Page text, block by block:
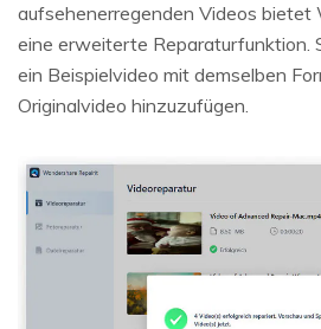
aufsehenerregenden Videos bietet
eine erweiterte Reparaturfunktion.
ein Beispielvideo mit demselben
Originalvideo hinzuzufügen.